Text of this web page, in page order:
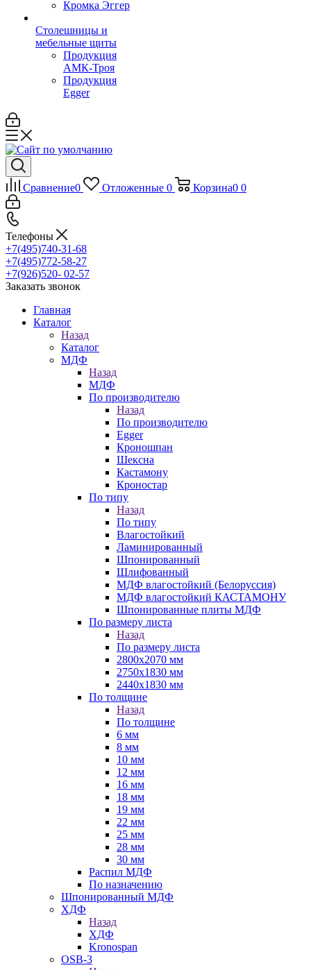
Кромка Эггер
Столешницы и
мебельные щиты
Продукция
АМК-Троя
Продукция
Egger
Сравнение0 Отложенные 0 Корзина0 0
Телефоны
+7(495)740-31-68
+7(495)772-58-27
+7(926)520- 02-57
Заказать звонок
Главная
Каталог
Назад
Каталог
МДФ
Назад
МДФ
По производителю
Назад
По производителю
Egger
Кроношпан
Шексна
Кастамону
Кроностар
По типу
Назад
По типу
Влагостойкий
Ламинированный
Шпонированный
Шлифованный
МДФ влагостойкий (Белоруссия)
МДФ влагостойкий КАСТАМОНУ
Шпонированные плиты МДФ
По размеру листа
Назад
По размеру листа
2800х2070 мм
2750х1830 мм
2440х1830 мм
По толщине
Назад
По толщине
6 мм
8 мм
10 мм
12 мм
16 мм
18 мм
19 мм
22 мм
25 мм
28 мм
30 мм
Распил МДФ
По назначению
Шпонированный МДФ
ХДФ
Назад
ХДФ
Kronospan
OSB-3